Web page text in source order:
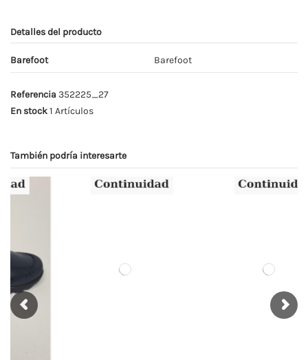
Detalles del producto
Barefoot Barefoot
Referencia 352225_27
En stock1 Artículos
También podría interesarte